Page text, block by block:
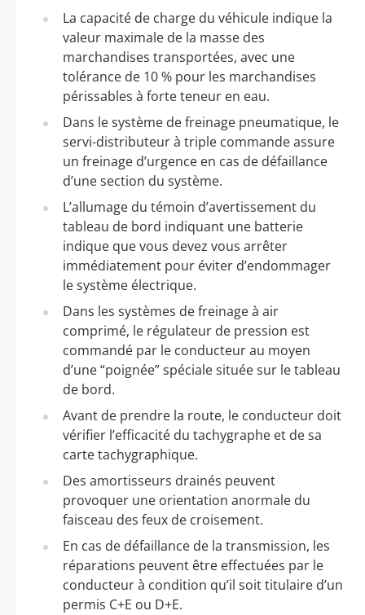
La capacité de charge du véhicule indique la
valeur maximale de la masse des
marchandises transportées, avec une
tolérance de 10 % pour les marchandises
périssables à forte teneur en eau.
Dans le système de freinage pneumatique, le
servi-distributeur à triple commande assure
un freinage d’urgence en cas de défaillance
d’une section du système.
L’allumage du témoin d’avertissement du
tableau de bord indiquant une batterie
indique que vous devez vous arrêter
immédiatement pour éviter d’endommager
le système électrique.
Dans les systèmes de freinage à air
comprimé, le régulateur de pression est
commandé par le conducteur au moyen
d’une “poignée” spéciale située sur le tableau
de bord.
Avant de prendre la route, le conducteur doit
vérifier l’efficacité du tachygraphe et de sa
carte tachygraphique.
Des amortisseurs drainés peuvent
provoquer une orientation anormale du
faisceau des feux de croisement.
En cas de défaillance de la transmission, les
réparations peuvent être effectuées par le
conducteur à condition qu’il soit titulaire d’un
permis C+E ou D+E.